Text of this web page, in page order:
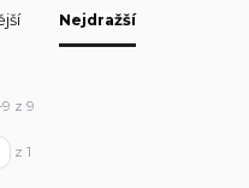
Nejdražší
z 9
z 1